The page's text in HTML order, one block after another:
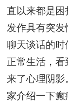
直以来都是
发作具有突发
聊天谈话的时
正常生活，
来了心理阴
家介绍一下癫